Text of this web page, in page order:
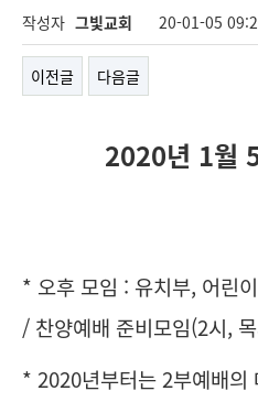
작성자 그빛교회 20-01-05
이전글 다음글
2020년 1월
* 오후 모임 : 유치부, 어린
/ 찬양예배 준비모임(2시,
* 2020년부터는 2부예배의